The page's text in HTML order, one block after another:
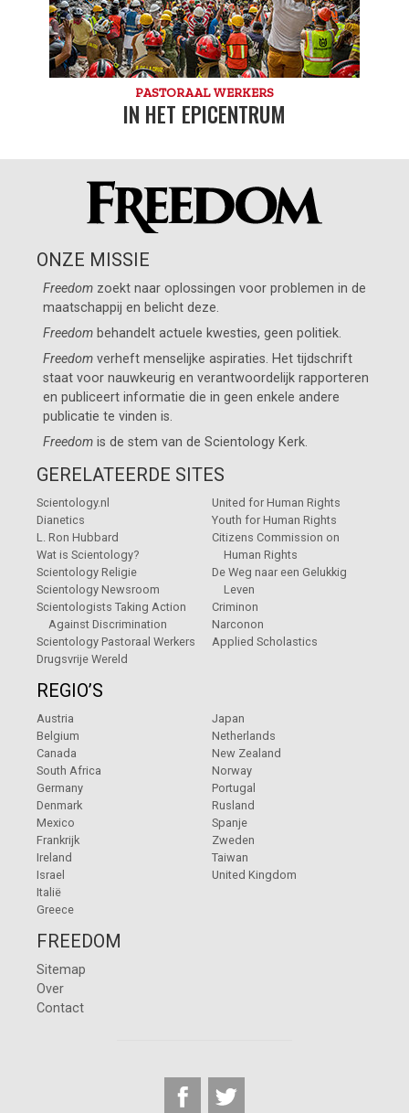
PASTORAAL WERKERS
IN HET EPICENTRUM
ONZE MISSIE
Freedom zoekt naar oplossingen voor problemen in de
maatschappij en belicht deze.
Freedom behandelt actuele kwesties, geen politiek.
Freedom verheft menselijke aspiraties. Het tijdschrift
staat voor nauwkeurig en verantwoordelijk rapporteren
en publiceert informatie die in geen enkele andere
publicatie te vinden is.
Freedom is de stem van deScientology Kerk.
GERELATEERDE SITES
Scientology.nl
Dianetics
L. Ron Hubbard
Wat is Scientology?
Scientology Religie
Scientology Newsroom
Scientologists Taking Action
Against Discrimination
Scientology Pastoraal Werkers
Drugsvrije Wereld
United for Human Rights
Youth for Human Rights
Citizens Commission on
Human Rights
De Weg naar een Gelukkig
Leven
Criminon
Narconon
Applied Scholastics
REGIO’S
Austria
Belgium
Canada
South Africa
Germany
Denmark
Mexico
Frankrijk
Ireland
Israel
Italië
Greece
Japan
Netherlands
New Zealand
Norway
Portugal
Rusland
Spanje
Zweden
Taiwan
United Kingdom
FREEDOM
Sitemap
Over
Contact